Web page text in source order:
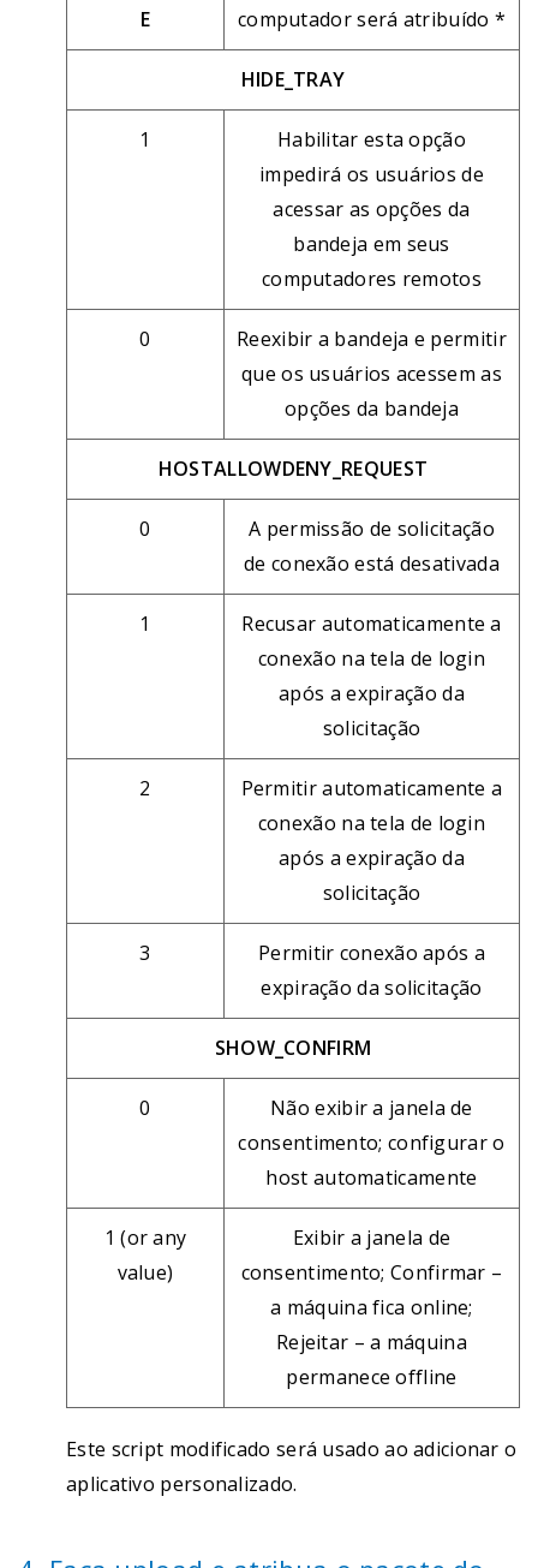
E
computador será atribuído *
HIDE_TRAY
1
Habilitar esta opção
impedirá os usuários de
acessar as opções da
bandeja em seus
computadores remotos
0
Reexibir a bandeja e permitir
que os usuários acessem as
opções da bandeja
HOSTALLOWDENY_REQUEST
0
A permissão de solicitação
de conexão está desativada
1
Recusar automaticamente a
conexão na tela de login
após a expiração da
solicitação
2
Permitir automaticamente a
conexão na tela de login
após a expiração da
solicitação
3
Permitir conexão após a
expiração da solicitação
SHOW_CONFIRM
0
Não exibir a janela de
consentimento; configurar o
host automaticamente
1 (or any
value)
Exibir a janela de
consentimento; Confirmar –
a máquina fica online;
Rejeitar – a máquina
permanece offline
Este script modificado será usado ao adicionar o
aplicativo personalizado.